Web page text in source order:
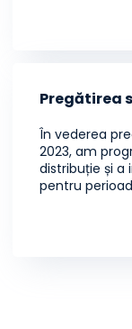
Pregătirea
În vederea
2023, am
distribuție și a
pentru